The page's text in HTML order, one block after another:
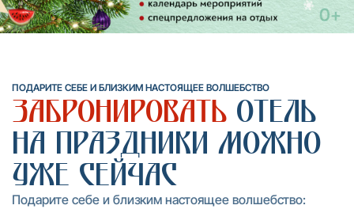
ПОДАРИТЕ СЕБЕ И БЛИЗКИМ НАСТОЯЩЕЕ ВОЛШЕБСТВО
Забронировать отель
на праздники можно
уже сейчас
Подарите себе и близким настоящее волшебство: